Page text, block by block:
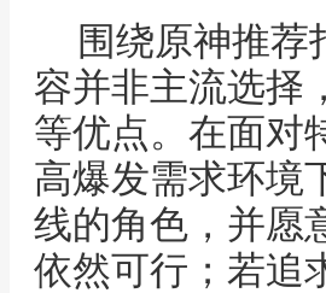
围绕原神推
容并非主流选择
等优点。在面对
高爆发需求环境
线的角色，并愿
依然可行；若追